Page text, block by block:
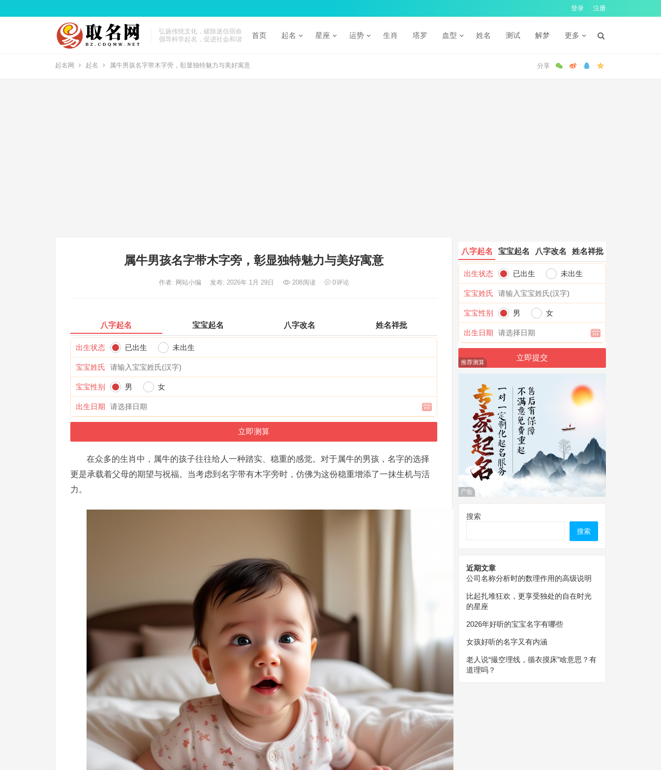
登录 注册
弘扬传统文化，破除迷信宿命
倡导科学起名，促进社会和谐
首页 起名 星座 运势 生肖 塔罗 血型 姓名 测试 解梦 更多
起名网 起名 属牛男孩名字带木字旁，彰显独特魅力与美好寓意
属牛男孩名字带木字旁，彰显独特魅力与美好寓意
作者: 网站小编 发布: 2026年 1月 29日 208阅读 0评论
八字起名 宝宝起名 八字改名 姓名祥批
出生状态 已出生 未出生
宝宝姓氏
宝宝性别 男 女
出生日期
在众多的生肖中，属牛的孩子往往给人一种踏实、稳重的感觉。对于属牛的男孩，名字的选择
更是承载着父母的期望与祝福。当考虑到名字带有木字旁时，仿佛为这份稳重增添了一抹生机与活
力。
八字起名 宝宝起名 八字改名 姓名祥批
出生状态 已出生 未出生
宝宝姓氏
宝宝性别 男 女
出生日期
推荐测算
广告
搜索
搜索
近期文章
公司名称分析时的数理作用的高级说明
比起扎堆狂欢，更享受独处的自在时光
的星座
2026年好听的宝宝名字有哪些
女孩好听的名字又有内涵
老人说“撮空理线，循衣摸床”啥意思？有
道理吗？